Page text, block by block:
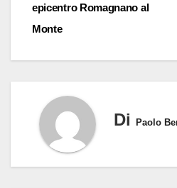
epicentro Romagnano al
Monte
Di Paolo